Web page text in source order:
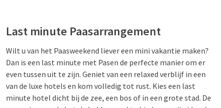
Last minute Paasarrangement
Wilt u van het Paasweekend liever een mini vakantie maken?
Dan is een last minute met Pasen de perfecte manier om er
even tussen uit te zijn. Geniet van een relaxed verblijf in een
van de luxe hotels en kom volledig tot rust. Kies een last
minute hotel dicht bij de zee, een bos of in een grote stad. De